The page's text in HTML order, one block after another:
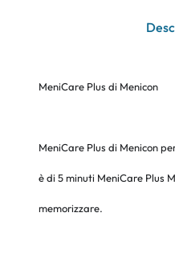
MeniCare Plus di Menicon
MeniCare Plus di Menicon
è di 5 minuti MeniCare Plus
memorizzare.